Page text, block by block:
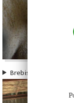
Brebis à viande de